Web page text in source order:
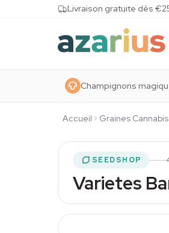
Skip to contentLivraison gratuite dès
Champignons
Accueil Graines Cannabis
SEEDSHOP
Varietes